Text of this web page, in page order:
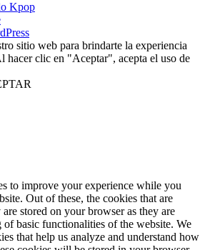
Kpop
sitio web para brindarte la experiencia
hacer clic en "Aceptar", acepta el uso de
to improve your experience while you
Out of these, the cookies that are
are stored on your browser as they are
basic functionalities of the website. We
that help us analyze and understand how